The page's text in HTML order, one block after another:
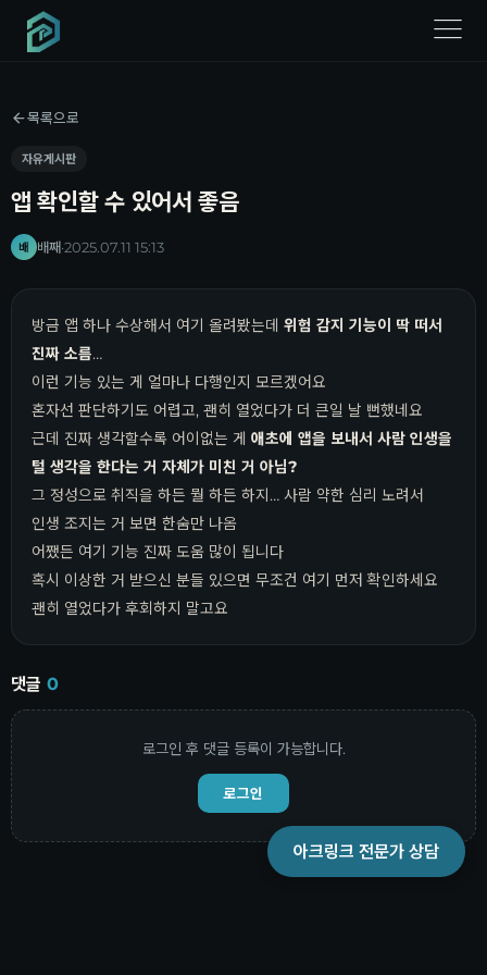
menu
목록으로
자유게시판
앱 확인할 수 있어서 좋음
배 배째·2025.07.11 15:13
방금 앱 하나 수상해서 여기 올려봤는데 위험 감지 기능이 딱 떠서
진짜 소름…
이런 기능 있는 게 얼마나 다행인지 모르겠어요
혼자선 판단하기도 어렵고, 괜히 열었다가 더 큰일 날 뻔했네요
근데 진짜 생각할수록 어이없는 게 애초에 앱을 보내서 사람 인생을
털 생각을 한다는 거 자체가 미친 거 아님?
그 정성으로 취직을 하든 뭘 하든 하지… 사람 약한 심리 노려서
인생 조지는 거 보면 한숨만 나옴
어쨌든 여기 기능 진짜 도움 많이 됩니다
혹시 이상한 거 받으신 분들 있으면 무조건 여기 먼저 확인하세요
괜히 열었다가 후회하지 말고요
댓글 0
로그인 후 댓글 등록이 가능합니다.
로그인
아크링크 전문가 상담